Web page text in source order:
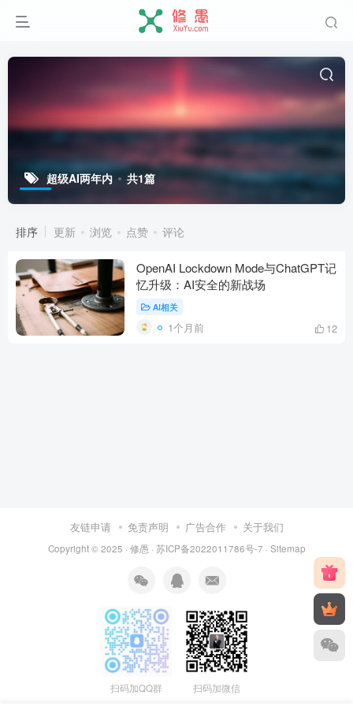
超级AI两年内 共1篇
排序 更新 浏览 点赞 评论
OpenAI Lockdown Mode与ChatGPT记
忆升级：AI安全的新战场
AI相关
1个月前 12
友链申请 免责声明 广告合作 关于我们
Copyright © 2025 · 修愚 · 苏ICP备2022011786号-7 · Sitemap
扫码加QQ群 扫码加微信